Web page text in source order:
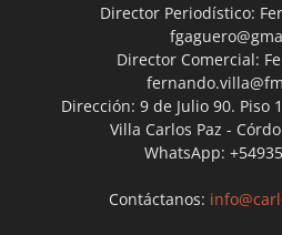
Director Periodístico:
Director Comercial:
Dirección: 9 de Julio 90. Piso
Villa Carlos Paz -
WhatsApp:
Contáctanos: